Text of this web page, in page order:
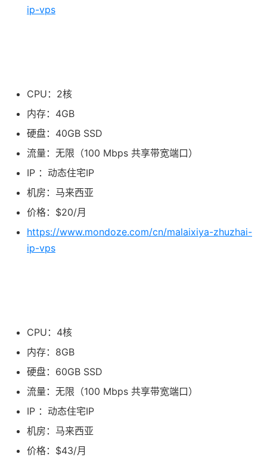
ip-vps
CPU：2核
内存：4GB
硬盘：40GB SSD
流量：无限（100 Mbps 共享带宽端口）
IP ：动态住宅IP
机房：马来西亚
价格：$20/月
https://www.mondoze.com/cn/malaixiya-zhuzhai-
ip-vps
CPU：4核
内存：8GB
硬盘：60GB SSD
流量：无限（100 Mbps 共享带宽端口）
IP ：动态住宅IP
机房：马来西亚
价格：$43/月